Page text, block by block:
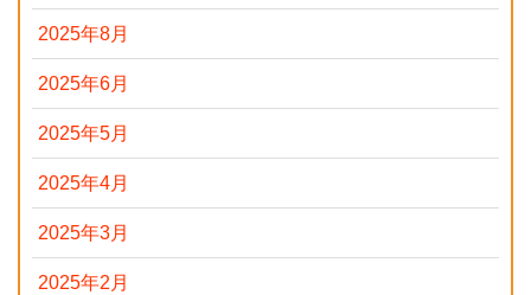
2025年8月
2025年6月
2025年5月
2025年4月
2025年3月
2025年2月